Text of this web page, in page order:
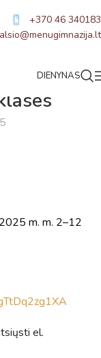
+370 46 340183
DIENYNAS
m. m. 2–12
el.
intelektas
- pateiksiu